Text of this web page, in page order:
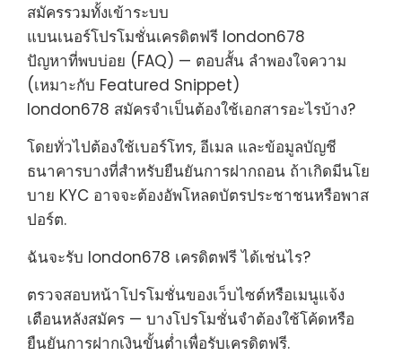
สมัครรวมทั้งเข้าระบบ
แบนเนอร์โปรโมชั่นเครดิตฟรี london678
ปัญหาที่พบบ่อย (FAQ) — ตอบสั้น ลำพองใจความ
(เหมาะกับ Featured Snippet)
london678 สมัครจำเป็นต้องใช้เอกสารอะไรบ้าง?
โดยทั่วไปต้องใช้เบอร์โทร, อีเมล และข้อมูลบัญชี
ธนาคารบางที่สำหรับยืนยันการฝากถอน ถ้าเกิดมีนโย
บาย KYC อาจจะต้องอัพโหลดบัตรประชาชนหรือพาส
ปอร์ต.
ฉันจะรับ london678 เครดิตฟรี ได้เช่นไร?
ตรวจสอบหน้าโปรโมชั่นของเว็บไซต์หรือเมนูแจ้ง
เตือนหลังสมัคร — บางโปรโมชั่นจำต้องใช้โค้ดหรือ
ยืนยันการฝากเงินขั้นต่ำเพื่อรับเครดิตฟรี.